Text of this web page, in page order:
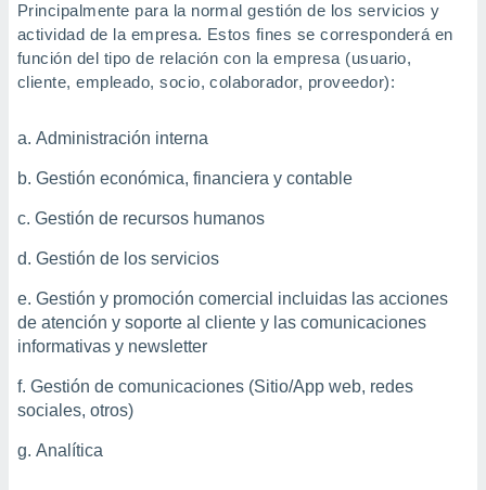
aceptar
sitio
te
que
se
para
ni para
Principalmente para la normal gestión de los servicios y
actividad de la empresa. Estos fines se corresponderá en
función del tipo de relación con la empresa (usuario,
cliente, empleado, socio, colaborador, proveedor):
Administración interna
Gestión económica, financiera y contable
Gestión de recursos humanos
Gestión de los servicios
Gestión y promoción comercial incluidas las acciones
de atención y soporte al cliente y las comunicaciones
informativas y newsletter
Gestión de comunicaciones (Sitio/App web, redes
sociales, otros)
Analítica